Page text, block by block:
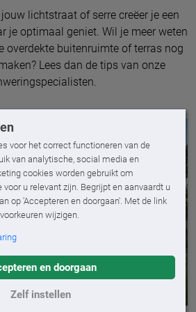
voor het correct functioneren van de
van analytische, social media en
cookies worden gebruikt om
u relevant zijn. Begrijpt en aanvaardt u
op 'Accepteren en doorgaan'. Met de link
wijzigen.
en doorgaan
Zelf instellen
lichtstraat of serre creëer je een
je optimaal geniet. Wil je meer weten
overdekte buitenruimte of terras nog
Lees dan de tips van onze